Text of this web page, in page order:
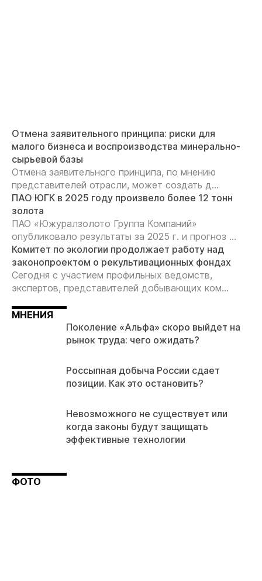
Отмена заявительного принципа: риски для
малого бизнеса и воспроизводства минерально-
сырьевой базы
Отмена заявительного принципа, по мнению
представителей отрасли, может создать д...
ПАО ЮГК в 2025 году произвело более 12 тонн
золота
ПАО «Южуралзолото Группа Компаний»
опубликовало результаты за 2025 г. и прогноз ...
Комитет по экологии продолжает работу над
законопроектом о рекультивационных фондах
Сегодня с участием профильных ведомств,
экспертов, представителей добывающих ком...
МНЕНИЯ
Поколение «Альфа» скоро выйдет на
рынок труда: чего ожидать?
Россыпная добыча России сдает
позиции. Как это остановить?
Невозможного не существует или
когда законы будут защищать
эффективные технологии
ФОТО